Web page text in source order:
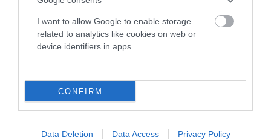
I want to allow Google to enable storage
related to analytics like cookies on web or
device identifiers in apps.
CONFIRM
Data Deletion Data Access Privacy Policy
DÍA DEL PADRE: CUANDO LA BICICLETA TAMBIÉN
UNE GENERACIONES
siempre ha habido una bicicleta de por medio,...
Leer Más